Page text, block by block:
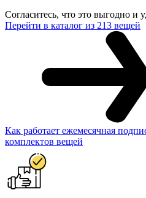
Согласитесь, что это выгодно и
Перейти в каталог из 213 вещей
Как работает ежемесячная
комплектов вещей